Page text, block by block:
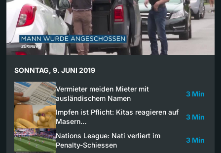
SONNTAG, 9. JUNI 2019
Vermieter meiden Mieter mit
ausländischem Namen
3 Min
Impfen ist Pflicht: Kitas reagieren auf
Masern…
3 Min
Nations League: Nati verliert im
Penalty-Schiessen
3 Min